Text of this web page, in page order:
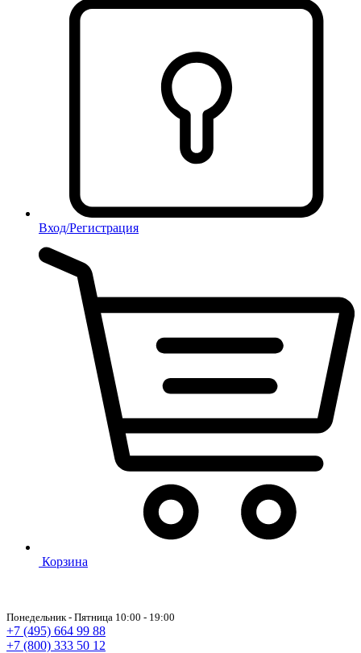
Вход/Регистрация
Корзина
Понедельник - Пятница 10:00 - 19:00
+7 (495) 664 99 88
+7 (800) 333 50 12